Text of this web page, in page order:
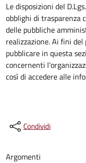
Le disposizioni del
obblighi di trasparenza
delle pubbliche
realizzazione. Ai fini
pubblicare in questa
concernenti
così di accedere alle
Condividi
Argomenti